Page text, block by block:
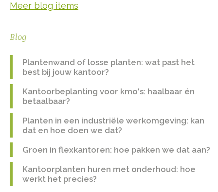
Meer blog items
Blog
Plantenwand of losse planten: wat past het
best bij jouw kantoor?
Kantoorbeplanting voor kmo's: haalbaar én
betaalbaar?
Planten in een industriële werkomgeving: kan
dat en hoe doen we dat?
Groen in flexkantoren: hoe pakken we dat aan?
Kantoorplanten huren met onderhoud: hoe
werkt het precies?